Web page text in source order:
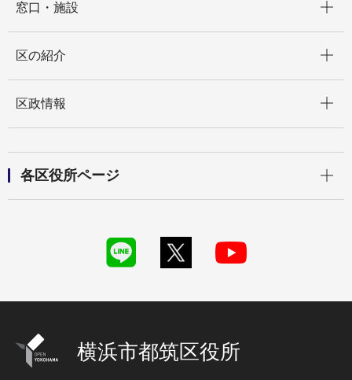
窓口・施設
区の紹介
区政情報
各区役所ページ
横浜市都筑区役所